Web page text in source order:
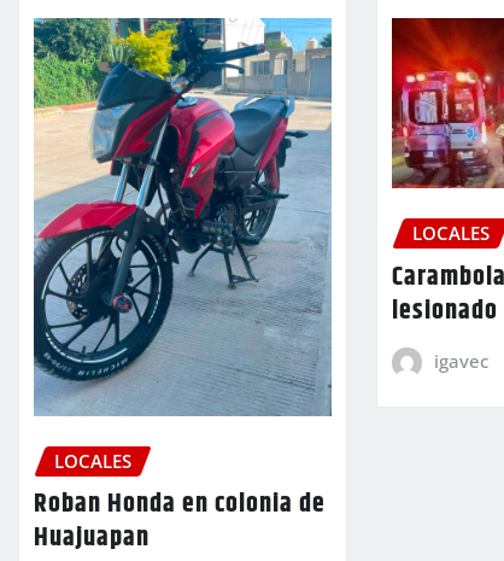
LOCALES
Roban Honda en colonia de
Huajuapan
LOCALES
lesionado
igavec